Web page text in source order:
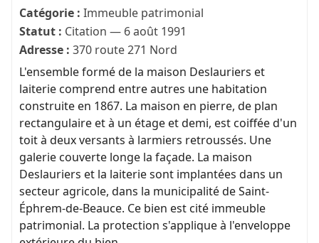
Catégorie : Immeuble patrimonial
Statut : Citation — 6 août 1991
Adresse : 370 route 271 Nord
L'ensemble formé de la maison Deslauriers et
laiterie comprend entre autres une habitation
construite en 1867. La maison en pierre, de plan
rectangulaire et à un étage et demi, est coiffée d'un
toit à deux versants à larmiers retroussés. Une
galerie couverte longe la façade. La maison
Deslauriers et la laiterie sont implantées dans un
secteur agricole, dans la municipalité de Saint-
Éphrem-de-Beauce. Ce bien est cité immeuble
patrimonial. La protection s'applique à l'enveloppe